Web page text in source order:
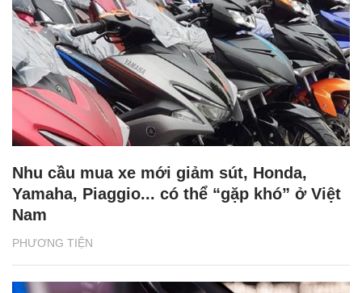
PHƯƠNG TIỆN
Nhu cầu mua xe mới giảm sút, Honda,
Yamaha, Piaggio... có thể “gặp khó” ở Việt
Nam